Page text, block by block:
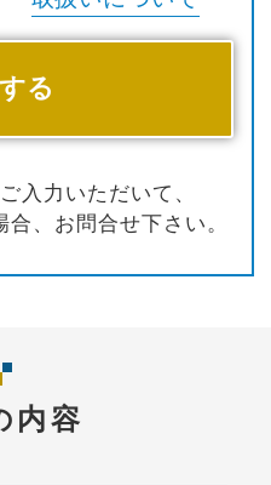
入力いただいて、
、お問合せ下さい。
内容